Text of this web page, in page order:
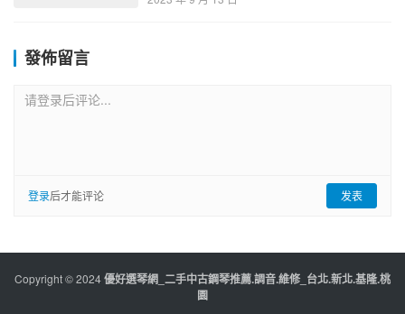
發佈留言
请登录后评论...
登录后才能评论 发表
Copyright © 2024優好選琴網_二手中古鋼琴推薦.調音.維修_台北.新北.基隆.桃
園